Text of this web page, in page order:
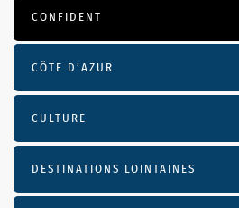
CONFIDENT
CÔTE D’AZUR
CULTURE
DESTINATIONS LOINTAINES